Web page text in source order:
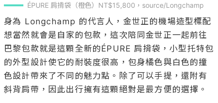
ÉPURE 肩揹袋（橙色）NT$15,800，source/Longchamp
身為 Longchamp 的代言人，金世正的機場造型標配
想當然就會是自家的包款，這次陪同金世正一起前往
巴黎包款就是這顆全新的ÉPURE 肩揹袋，小型托特包
的外型設計使它的耐裝度很高，包身橘色與白色的撞
色設計帶來了不同的魅力點。除了可以手提，還附有
斜背肩帶，因此出行擁有這顆絕對是最方便的選擇。